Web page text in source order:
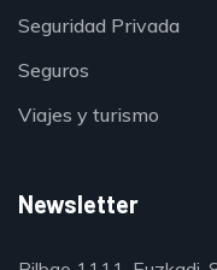
Seguridad Privada
Seguros
Viajes y turismo
Newsletter